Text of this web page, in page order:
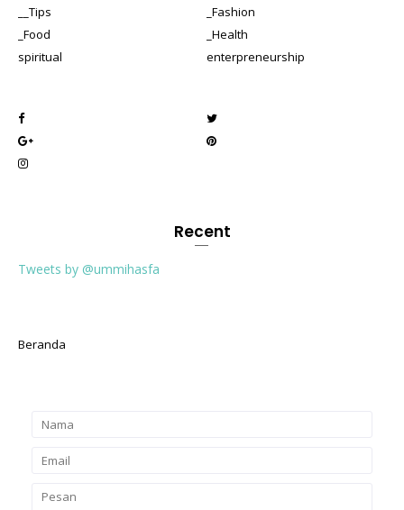
__Tips
_Fashion
_Food
_Health
spiritual
enterpreneurship
Recent
Tweets by @ummihasfa
Beranda